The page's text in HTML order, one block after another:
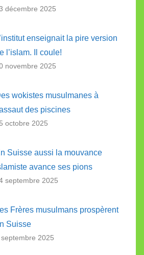
décembre 2025
enseignait la pire version
l’islam. Il coule!
novembre 2025
wokistes musulmanes à
des piscines
octobre 2025
Suisse aussi la mouvance
avance ses pions
septembre 2025
Frères musulmans prospèrent
Suisse
2025